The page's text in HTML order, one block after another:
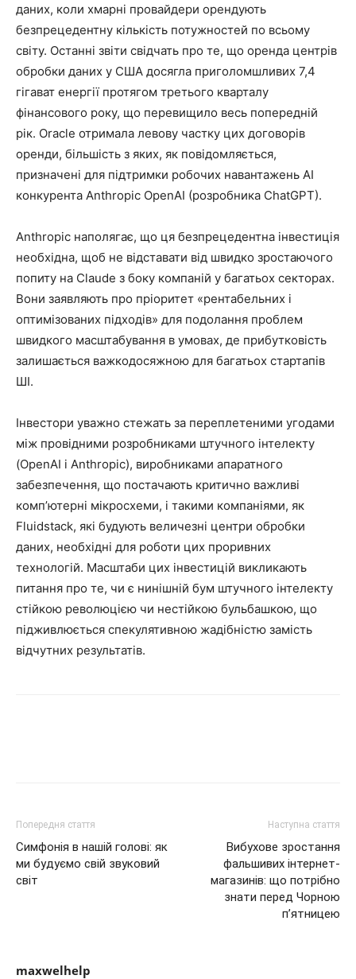
даних, коли хмарні провайдери орендують
безпрецедентну кількість потужностей по всьому
світу. Останні звіти свідчать про те, що оренда центрів
обробки даних у США досягла приголомшливих 7,4
гігават енергії протягом третього кварталу
фінансового року, що перевищило весь попередній
рік. Oracle отримала левову частку цих договорів
оренди, більшість з яких, як повідомляється,
призначені для підтримки робочих навантажень AI
конкурента Anthropic OpenAI (розробника ChatGPT).
Anthropic наполягає, що ця безпрецедентна інвестиція
необхідна, щоб не відставати від швидко зростаючого
попиту на Claude з боку компаній у багатьох секторах.
Вони заявляють про пріоритет «рентабельних і
оптимізованих підходів» для подолання проблем
швидкого масштабування в умовах, де прибутковість
залишається важкодосяжною для багатьох стартапів
ШІ.
Інвестори уважно стежать за переплетеними угодами
між провідними розробниками штучного інтелекту
(OpenAI і Anthropic), виробниками апаратного
забезпечення, що постачають критично важливі
комп’ютерні мікросхеми, і такими компаніями, як
Fluidstack, які будують величезні центри обробки
даних, необхідні для роботи цих проривних
технологій. Масштаби цих інвестицій викликають
питання про те, чи є нинішній бум штучного інтелекту
стійкою революцією чи нестійкою бульбашкою, що
підживлюється спекулятивною жадібністю замість
відчутних результатів.
Попередня стаття
Симфонія в нашій голові: як
ми будуємо свій звуковий
світ
Наступна стаття
Вибухове зростання
фальшивих інтернет-
магазинів: що потрібно
знати перед Чорною
п’ятницею
maxwelhelp